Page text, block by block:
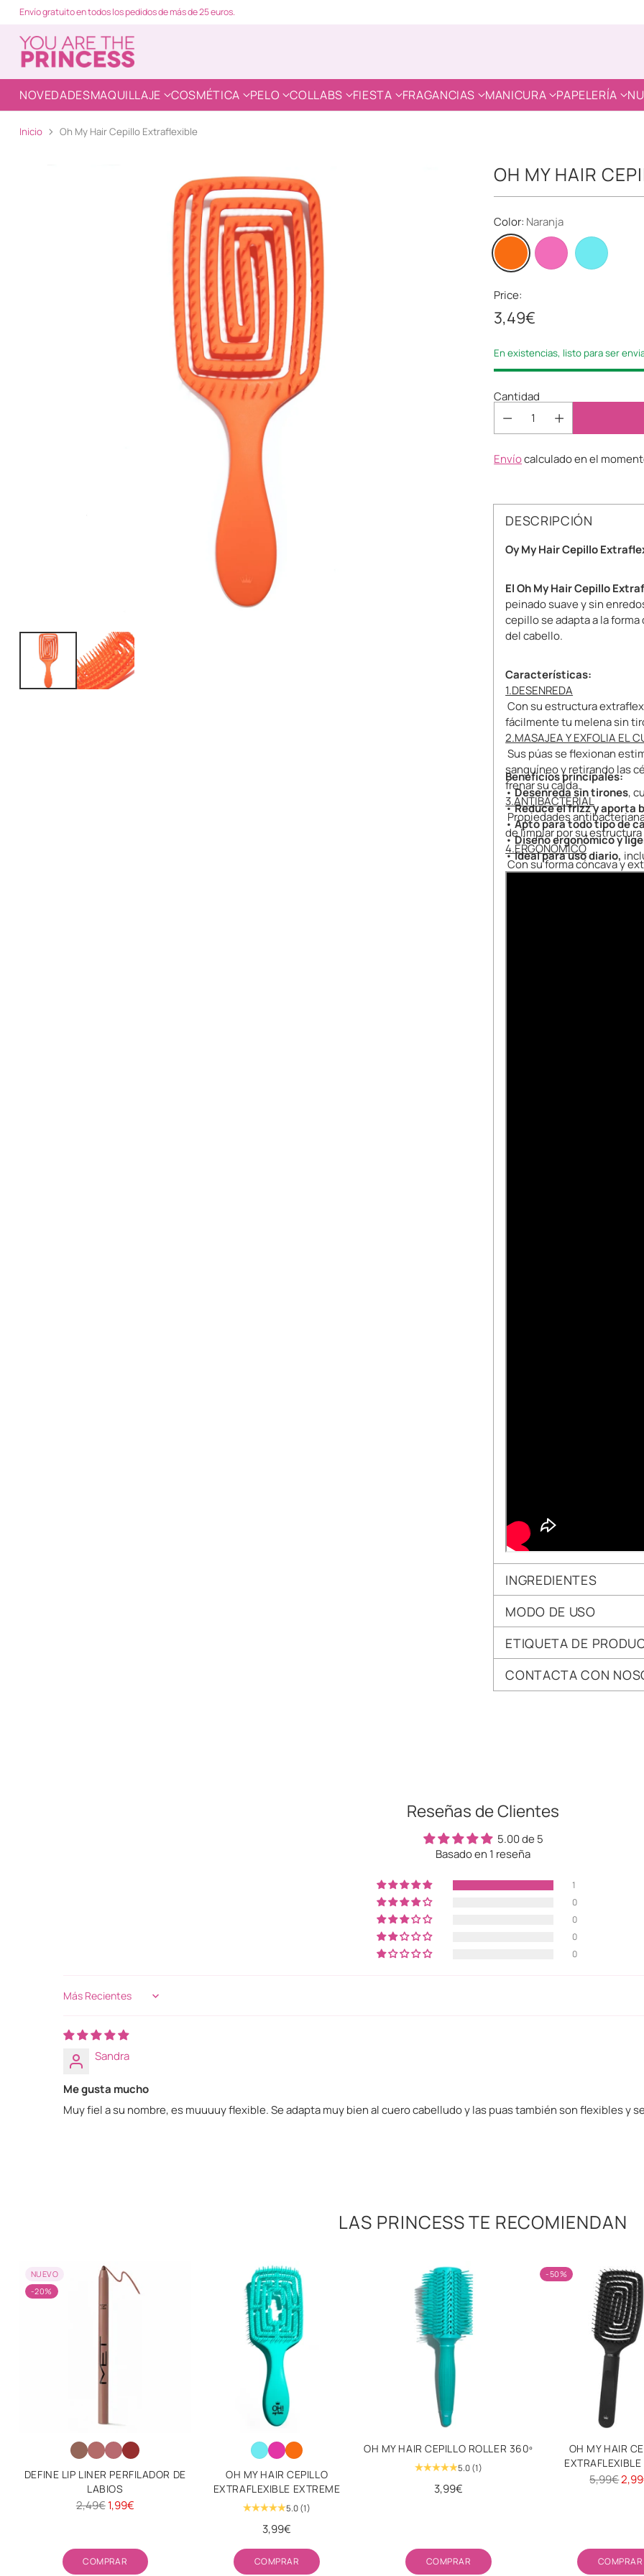
Envío gratuito en todos los pedidos de más de 25 euros.
NOVEDADESMAQUILLAJE COSMÉTICA PELO COLLABS FIESTA FRAGANCIAS MANICURA PAPELERÍA
Inicio Oh My Hair Cepillo Extraflexible
OH MY HAIR
Color: Naranja
Price:
Precio
habitual
3,49€
En existencias, listo para ser
Cantidad
Envíocalculado en el
DESCRIPCIÓN
Oy My Hair Cepillo
El Oh My Hair Cepillo
peinado suave y sin
cepillo se adapta a la
del cabello.
Características:
1.DESENREDA
Con su estructura
fácilmente tu melena sin
2.MASAJEA Y EXFOLIA EL
Sus púas se flexionan
sanguíneo y retirando las
frenar su caída.
3.ANTIBACTERIAL
Propiedades
de limpiar por su
4.ERGONÓMICO
Con su forma cóncava y
Beneficios principales:
•Desenreda sin tirones,
•Reduce el frizz y aporta
•Apto para todo tipo de
•Diseño ergonómico y
•Ideal para uso diario,
INGREDIENTES
MODO DE USO
ETIQUETA DE
CONTACTA CON
Reseñas de Clientes
5.00 de 5
Basado en 1 reseña
1
0
0
0
0
Sort by
Sandra
Me gusta mucho
Muy fiel a su nombre, es muuuuy flexible. Se adapta muy bien al cuero cabelludo y las puas también son flexibles y
LAS PRINCESS TE RECOMIENDAN
NUEVO
-20%
DEFINE LIP LINER PERFILADOR DE
LABIOS
Precio
2,49€ 1,99€
COMPRAR
Cantidad
OH MY HAIR CEPILLO
EXTRAFLEXIBLE EXTREME
5.0 (1)
3,99€
COMPRAR
Cantidad
OH MY HAIR CEPILLO ROLLER 360º
5.0 (1)
3,99€
COMPRAR
Cantidad
-50%
OH MY HAIR
Precio
5,99€
COMPRAR